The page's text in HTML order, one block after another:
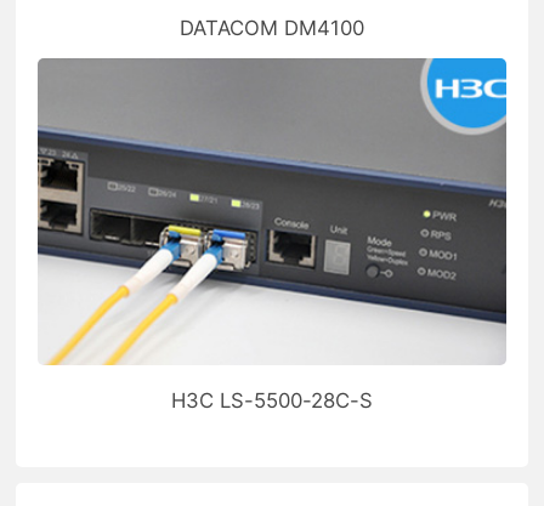
DATACOM DM4100
H3C LS-5500-28C-S